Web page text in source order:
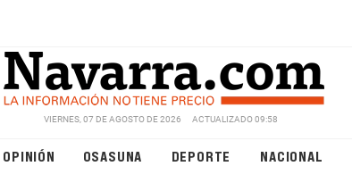
VIERNES, 07 DE AGOSTO DE 2026 ACTUALIZADO 09:58
OPINIÓN OSASUNA DEPORTE NACIONAL